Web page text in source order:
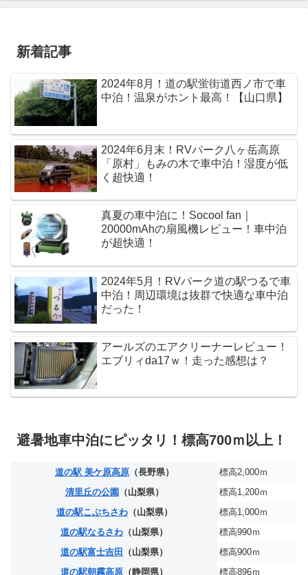
新着記事
2024年8月！道の駅蛍街道西ノ市で車
中泊！温泉がホント最高！【山口県】
2024年6月末！RVパーク八ヶ岳高原
「原村」もみの木で車中泊！湿度が低
く超快適！
真夏の車中泊に！Socool fan｜
20000mAhの扇風機レビュー！車中泊
が超快適！
2024年5月！RVパーク道の駅つるで車
中泊！周辺環境は抜群で快適な車中泊
だった！
アールズのエアクリーナーレビュー！
エブリィda17ｗ！走った感想は？
避暑地車中泊にピッタリ！標高700ｍ以上！
道の駅 美ケ原高原（長野県）
標高2,000ｍ
清里丘の公園 （山梨県）
標高1,200ｍ
道の駅こぶちさわ（山梨県）
標高1,000ｍ
道の駅なるさわ （山梨県）
標高990ｍ
道の駅富士吉田
（山梨県）
標高900ｍ
道の駅朝霧高原 （静岡県） 標高896ｍ